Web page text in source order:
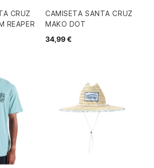
CRUZ
REAPER
CAMISETA SANTA CRUZ
MAKO DOT
34,99 €